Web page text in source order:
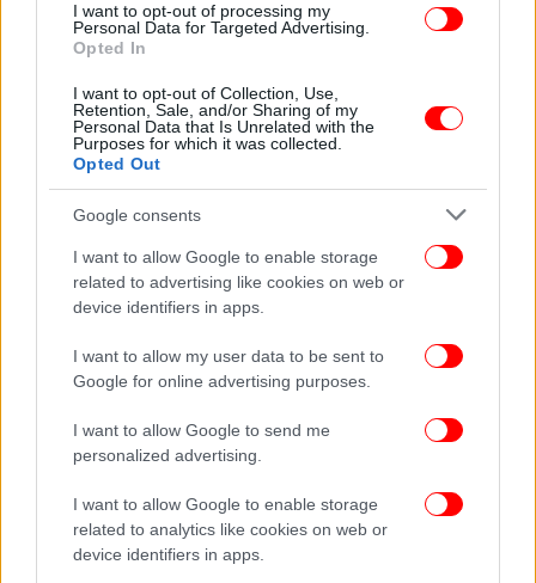
I want to opt-out of processing my
Personal Data for Targeted Advertising.
Opted In
I want to opt-out of Collection, Use,
Retention, Sale, and/or Sharing of my
Personal Data that Is Unrelated with the
Purposes for which it was collected.
Opted Out
Google consents
I want to allow Google to enable storage
related to advertising like cookies on web or
device identifiers in apps.
I want to allow my user data to be sent to
Google for online advertising purposes.
I want to allow Google to send me
personalized advertising.
I want to allow Google to enable storage
related to analytics like cookies on web or
device identifiers in apps.
ΟΛΕΣ ΟΙ ΕΙΔΗΣΕΙΣ
Ίλιον: Θύμα άγριας ληστείας 71χρονος καρκινοπαθής
-Του άρπαξαν την σύνταξη και τον πέταξαν από τις σκάλες
[βίντεο]
Champions League: Οδηγός για τη League Phase -Το
μονοπάτι έως τους «16», τα έσοδα που διεκδικεί ο
Ολυμπιακός
Νετανιάχου: Το Ισραήλ «συζητά» τη δημιουργία
αποστρατιωτικοποιημένης ζώνης στη νότια Συρία για
τους Δρούζους